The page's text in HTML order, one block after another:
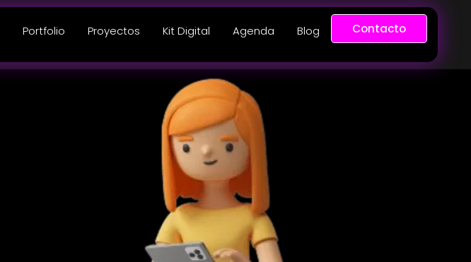
Portfolio Proyectos Kit Digital Agenda Blog Contacto